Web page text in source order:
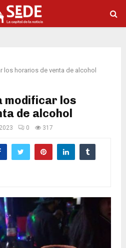
los horarios de venta de alcohol
modificar los
de alcohol
0 317